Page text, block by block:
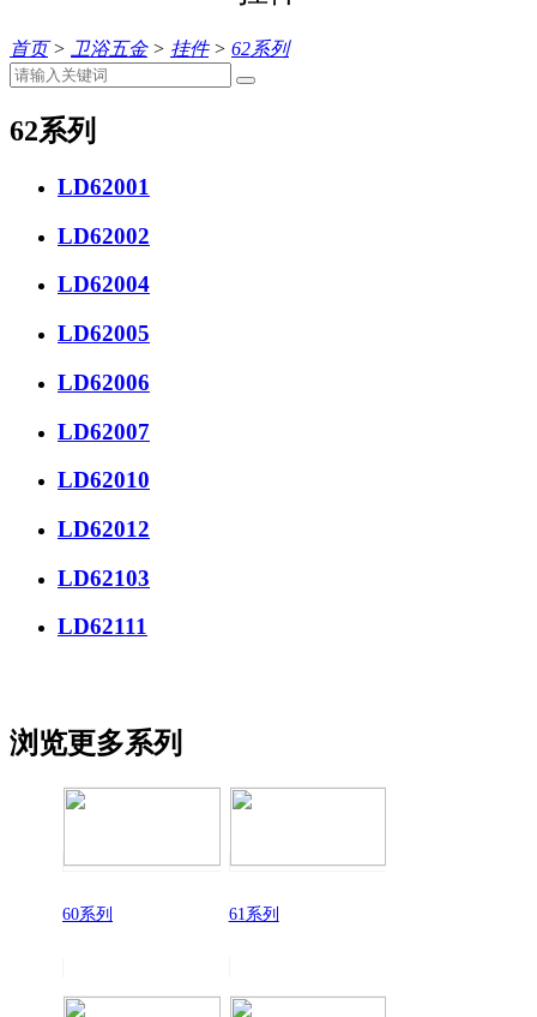
首页> 卫浴五金> 挂件> 62系列
62系列
LD62001
LD62002
LD62004
LD62005
LD62006
LD62007
LD62010
LD62012
LD62103
LD62111
浏览更多系列
60系列 61系列